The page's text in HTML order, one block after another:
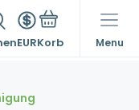
EUR Menu